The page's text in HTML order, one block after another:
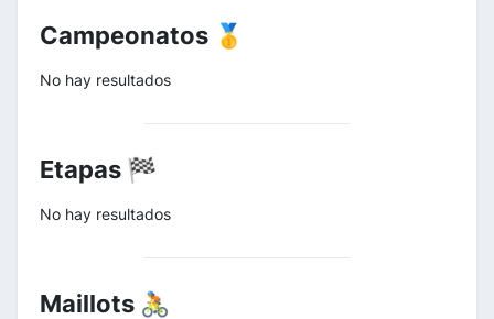
Campeonatos 🥇
No hay resultados
Etapas 🏁
No hay resultados
Maillots 🚴